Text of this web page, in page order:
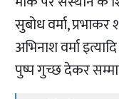
सुबोध वर्मा,
अभिनाश वर्मा
पुष्प गुच्छ देकर